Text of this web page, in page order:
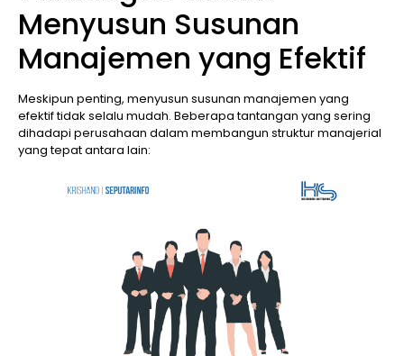
Menyusun Susunan
Manajemen yang Efektif
Meskipun penting, menyusun susunan manajemen yang
efektif tidak selalu mudah. Beberapa tantangan yang sering
dihadapi perusahaan dalam membangun struktur manajerial
yang tepat antara lain: